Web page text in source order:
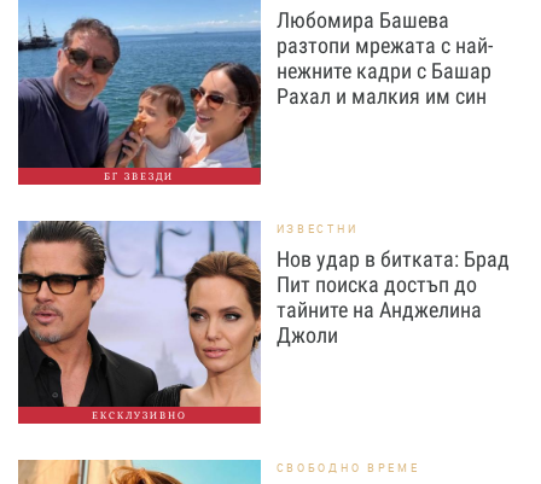
БГ ЗВЕЗДИ
Любомира Башева
разтопи мрежата с най-
нежните кадри с Башар
Рахал и малкия им син
ЕКСКЛУЗИВНО
ИЗВЕСТНИ
Нов удар в битката: Брад
Пит поиска достъп до
тайните на Анджелина
Джоли
СВОБОДНО ВРЕМЕ